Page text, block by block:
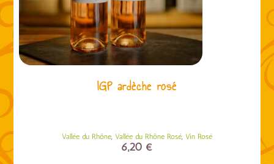
IGP ardèche rosé
Vallée du Rhône, Vallée du Rhône Rosé, Vin Rosé
6,20 €